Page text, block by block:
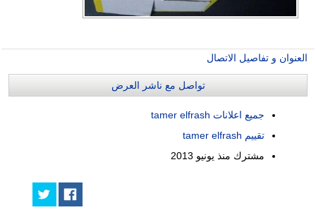
العنوان و تفاصيل الاتصال
تواصل مع ناشر العرض
جميع اعلانات tamer elfrash
تقييم tamer elfrash
مشترك منذ يونيو 2013